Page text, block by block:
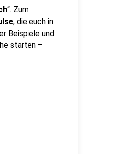
“. Zum
, die euch in
Beispiele und
starten –